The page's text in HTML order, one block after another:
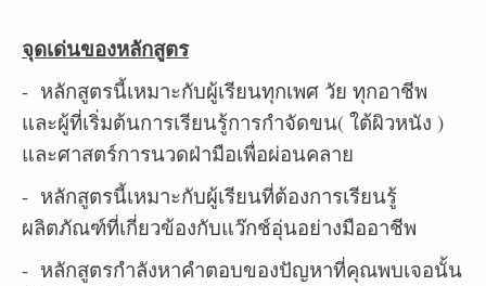
จุดเด่นของหลักสูตร
- หลักสูตรนี้เหมาะกับผู้เรียนทุกเพศ วัย ทุกอาชีพ
และผู้ที่เริ่มต้นการเรียนรู้การกำจัดขน( ใต้ผิวหนัง )
และศาสตร์การนวดฝ่ามือเพื่อผ่อนคลาย
- หลักสูตรนี้เหมาะกับผู้เรียนที่ต้องการเรียนรู้
ผลิตภัณฑ์ที่เกี่ยวข้องกับแว๊กช์อุ่นอย่างมืออาชีพ
- หลักสูตรกำลังหาคำตอบของปัญหาที่คุณพบเจอนั้น